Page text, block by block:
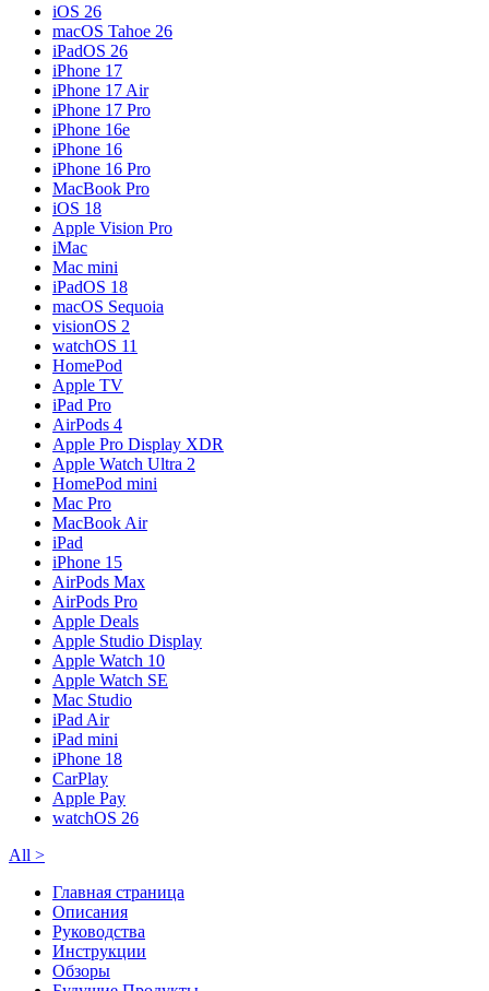
iOS 26
macOS Tahoe 26
iPadOS 26
iPhone 17
iPhone 17 Air
iPhone 17 Pro
iPhone 16e
iPhone 16
iPhone 16 Pro
MacBook Pro
iOS 18
Apple Vision Pro
iMac
Mac mini
iPadOS 18
macOS Sequoia
visionOS 2
watchOS 11
HomePod
Apple TV
iPad Pro
AirPods 4
Apple Pro Display XDR
Apple Watch Ultra 2
HomePod mini
Mac Pro
MacBook Air
iPad
iPhone 15
AirPods Max
AirPods Pro
Apple Deals
Apple Studio Display
Apple Watch 10
Apple Watch SE
Mac Studio
iPad Air
iPad mini
iPhone 18
CarPlay
Apple Pay
watchOS 26
All >
Главная страница
Описания
Руководства
Инструкции
Обзоры